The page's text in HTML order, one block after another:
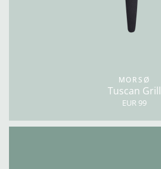
MORSØ
Tuscan Grill
EUR 99